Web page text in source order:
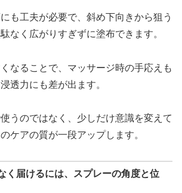
も工夫が必要で、斜め下向きから狙う
なく広がりすぎずに塗布できます。
なることで、マッサージ時の手応えも
透力にも差が出ます。
使うのではなく、少しだけ意識を変えて
ケアの質が一段アップします。
く届けるには、スプレーの角度と位